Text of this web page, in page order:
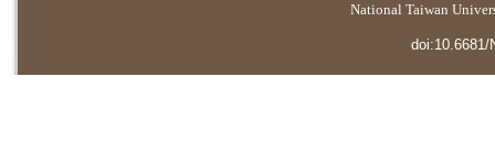
National Taiwan
doi:10.6681/